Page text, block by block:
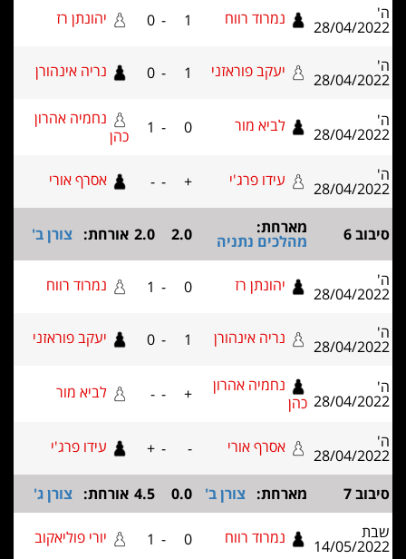
28/ נמרוד רווח 1 יהונתן רז
28/ יעקב פוראזני 1
- נריה אינהורן
28/ לביא מור 0
נחמיה אהרון
כהן
28/ עידו פרג'י + אסרף אורי
מארחת:
מהלכים נתניה 2.0
2.0 אורחת:צורן ב'
28/ יהונתן רז 0 נמרוד רווח
28/ נריה אינהורן 1
- יעקב פוראזני
28/
נחמיה אהרון
כהן
+
- לביא מור
28/ אסרף אורי - עידו פרג'י
מארחת:צורן ב' 0.0
4.5 אורחת:צורן ג'
14/ נמרוד רווח 0 יורי פוליאקוב